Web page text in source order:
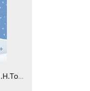
Книга - игра "Филипок" Л.Н.Толстой для детей дошкольного возраста 5+